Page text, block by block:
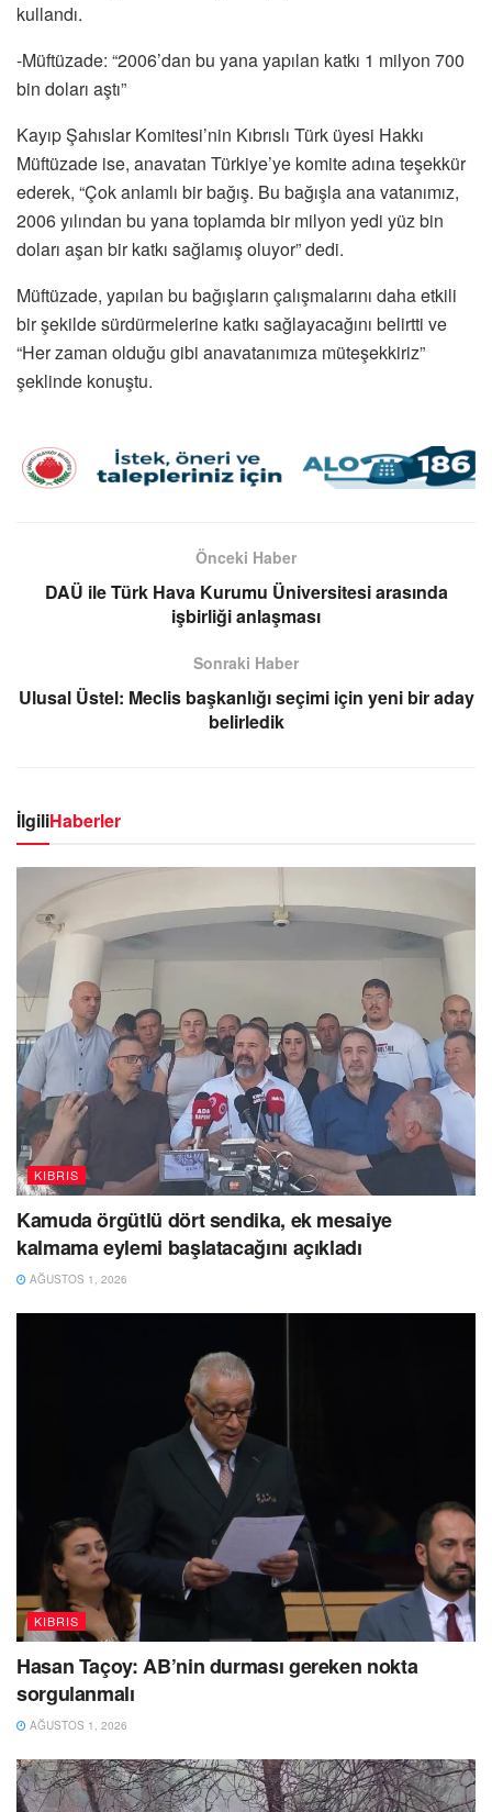
kullandı.
-Müftüzade: “2006’dan bu yana yapılan katkı 1 milyon 700
bin doları aştı”
Kayıp Şahıslar Komitesi’nin Kıbrıslı Türk üyesi Hakkı
Müftüzade ise, anavatan Türkiye’ye komite adına teşekkür
ederek, “Çok anlamlı bir bağış. Bu bağışla ana vatanımız,
2006 yılından bu yana toplamda bir milyon yedi yüz bin
doları aşan bir katkı sağlamış oluyor” dedi.
Müftüzade, yapılan bu bağışların çalışmalarını daha etkili
bir şekilde sürdürmelerine katkı sağlayacağını belirtti ve
“Her zaman olduğu gibi anavatanımıza müteşekkiriz”
şeklinde konuştu.
Önceki Haber
DAÜ ile Türk Hava Kurumu Üniversitesi arasında
işbirliği anlaşması
Sonraki Haber
Ulusal Üstel: Meclis başkanlığı seçimi için yeni bir aday
belirledik
İlgiliHaberler
KIBRIS
Kamuda örgütlü dört sendika, ek mesaiye
kalmama eylemi başlatacağını açıkladı
AĞUSTOS 1, 2026
KIBRIS
Hasan Taçoy: AB’nin durması gereken nokta
sorgulanmalı
AĞUSTOS 1, 2026